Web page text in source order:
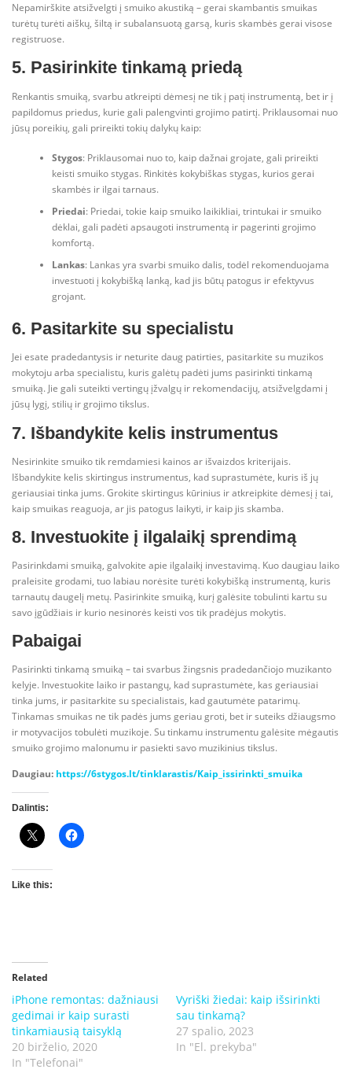
Nepamirškite atsižvelgti į smuiko akustiką – gerai skambantis smuikas
turėtų turėti aiškų, šiltą ir subalansuotą garsą, kuris skambės gerai visose
registruose.
5. Pasirinkite tinkamą priedą
Renkantis smuiką, svarbu atkreipti dėmesį ne tik į patį instrumentą, bet ir į
papildomus priedus, kurie gali palengvinti grojimo patirtį. Priklausomai nuo
jūsų poreikių, gali prireikti tokių dalykų kaip:
Stygos: Priklausomai nuo to, kaip dažnai grojate, gali prireikti
keisti smuiko stygas. Rinkitės kokybiškas stygas, kurios gerai
skambės ir ilgai tarnaus.
Priedai: Priedai, tokie kaip smuiko laikikliai, trintukai ir smuiko
dėklai, gali padėti apsaugoti instrumentą ir pagerinti grojimo
komfortą.
Lankas: Lankas yra svarbi smuiko dalis, todėl rekomenduojama
investuoti į kokybišką lanką, kad jis būtų patogus ir efektyvus
grojant.
6. Pasitarkite su specialistu
Jei esate pradedantysis ir neturite daug patirties, pasitarkite su muzikos
mokytoju arba specialistu, kuris galėtų padėti jums pasirinkti tinkamą
smuiką. Jie gali suteikti vertingų įžvalgų ir rekomendacijų, atsižvelgdami į
jūsų lygį, stilių ir grojimo tikslus.
7. Išbandykite kelis instrumentus
Nesirinkite smuiko tik remdamiesi kainos ar išvaizdos kriterijais.
Išbandykite kelis skirtingus instrumentus, kad suprastumėte, kuris iš jų
geriausiai tinka jums. Grokite skirtingus kūrinius ir atkreipkite dėmesį į tai,
kaip smuikas reaguoja, ar jis patogus laikyti, ir kaip jis skamba.
8. Investuokite į ilgalaikį sprendimą
Pasirinkdami smuiką, galvokite apie ilgalaikį investavimą. Kuo daugiau laiko
praleisite grodami, tuo labiau norėsite turėti kokybišką instrumentą, kuris
tarnautų daugelį metų. Pasirinkite smuiką, kurį galėsite tobulinti kartu su
savo įgūdžiais ir kurio nesinorės keisti vos tik pradėjus mokytis.
Pabaigai
Pasirinkti tinkamą smuiką – tai svarbus žingsnis pradedančiojo muzikanto
kelyje. Investuokite laiko ir pastangų, kad suprastumėte, kas geriausiai
tinka jums, ir pasitarkite su specialistais, kad gautumėte patarimų.
Tinkamas smuikas ne tik padės jums geriau groti, bet ir suteiks džiaugsmo
ir motyvacijos tobulėti muzikoje. Su tinkamu instrumentu galėsite mėgautis
smuiko grojimo malonumu ir pasiekti savo muzikinius tikslus.
Daugiau: https://6stygos.lt/tinklarastis/Kaip_issirinkti_smuika
Dalintis:
Like this:
Related
iPhone remontas: dažniausi
gedimai ir kaip surasti
tinkamiausią taisyklą
20 birželio, 2020
In "Telefonai"
Vyriški žiedai: kaip išsirinkti
sau tinkamą?
27 spalio, 2023
In "El. prekyba"